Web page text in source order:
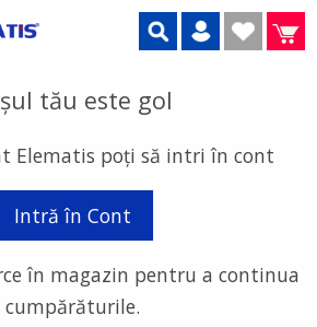
tău este gol
Elematis poți să intri în cont
Intră în Cont
în magazin pentru a continua
cumpărăturile.